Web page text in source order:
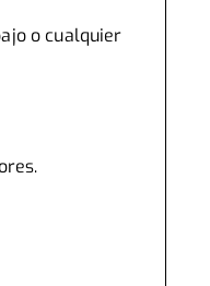
o cualquier